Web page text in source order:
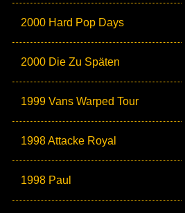
2000 Hard Pop Days
2000 Die Zu Späten
1999 Vans Warped Tour
1998 Attacke Royal
1998 Paul